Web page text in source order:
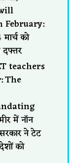
February:
को
teachers
The
में नॉन
ने टेट
को